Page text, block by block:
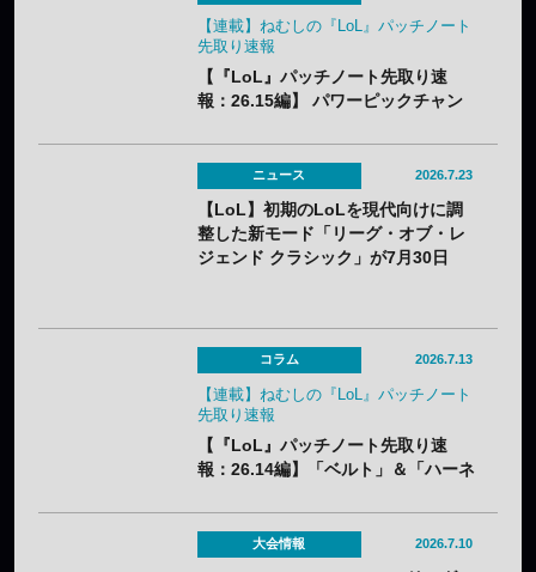
【連載】ねむしの『LoL』パッチノート
先取り速報
【『LoL』パッチノート先取り速
報：26.15編】 パワーピックチャン
いにナーフ。「バスティオンブレイ
カー」はやり過ぎバフでメタアイテ
ム必至？
ニュース 2026.7.23
【LoL】初期のLoLを現代向けに調
整した新モード「リーグ・オブ・レ
ジェンド クラシック」が7月30日
が登場
コラム 2026.7.13
【連載】ねむしの『LoL』パッチノート
先取り速報
【『LoL』パッチノート先取り速
報：26.14編】「ベルト」＆「ハーネ
後の戦術に大きな影響？
大会情報 2026.7.10